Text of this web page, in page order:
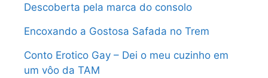
Descoberta pela marca do consolo
Encoxando a Gostosa Safada no Trem
Conto Erotico Gay – Dei o meu cuzinho em
um vôo da TAM